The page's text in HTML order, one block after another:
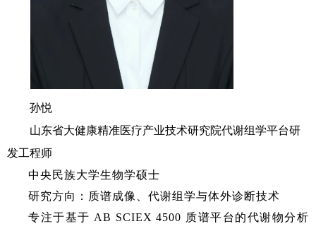
孙悦
山东省大健康精准医疗产业技术研究院代谢组学平台研
发工程师
中央民族大学生物学硕士
研究方向：质谱成像、代谢组学与体外诊断技术
专注于基于 AB SCIEX 4500 质谱平台的代谢物分析